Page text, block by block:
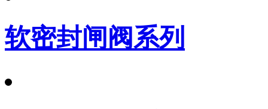
软密封闸阀系列